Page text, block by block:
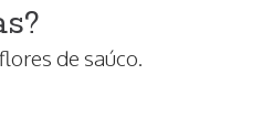
de saúco.